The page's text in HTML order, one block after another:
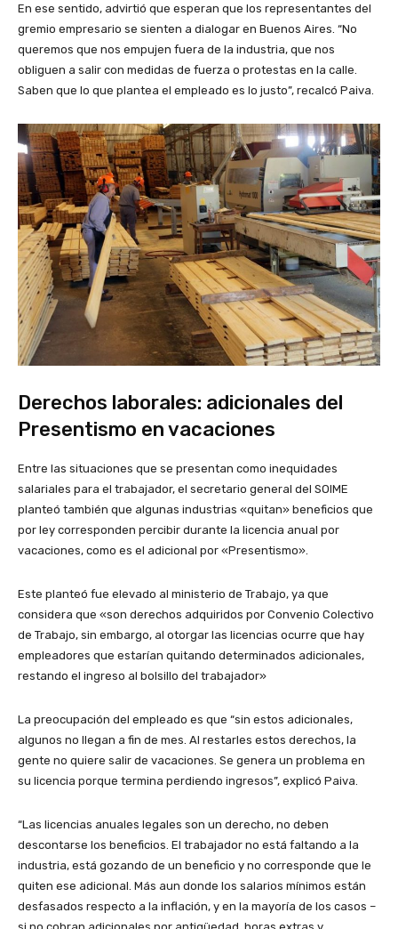
En ese sentido, advirtió que esperan que los representantes del
gremio empresario se sienten a dialogar en Buenos Aires. “No
queremos que nos empujen fuera de la industria, que nos
obliguen a salir con medidas de fuerza o protestas en la calle.
Saben que lo que plantea el empleado es lo justo”, recalcó Paiva.
Derechos laborales: adicionales del
Presentismo en vacaciones
Entre las situaciones que se presentan como inequidades
salariales para el trabajador, el secretario general del SOIME
planteó también que algunas industrias «quitan» beneficios que
por ley corresponden percibir durante la licencia anual por
vacaciones, como es el adicional por «Presentismo».
Este planteó fue elevado al ministerio de Trabajo, ya que
considera que «son derechos adquiridos por Convenio Colectivo
de Trabajo, sin embargo, al otorgar las licencias ocurre que hay
empleadores que estarían quitando determinados adicionales,
restando el ingreso al bolsillo del trabajador»
La preocupación del empleado es que “sin estos adicionales,
algunos no llegan a fin de mes. Al restarles estos derechos, la
gente no quiere salir de vacaciones. Se genera un problema en
su licencia porque termina perdiendo ingresos”, explicó Paiva.
“Las licencias anuales legales son un derecho, no deben
descontarse los beneficios. El trabajador no está faltando a la
industria, está gozando de un beneficio y no corresponde que le
quiten ese adicional. Más aun donde los salarios mínimos están
desfasados respecto a la inflación, y en la mayoría de los casos –